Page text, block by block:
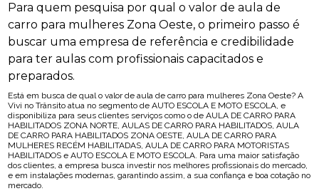
Para quem pesquisa por qual o valor de aula de
carro para mulheres Zona Oeste, o primeiro passo é
buscar uma empresa de referência e credibilidade
para ter aulas com profissionais capacitados e
preparados.
Está em busca de qual o valor de aula de carro para mulheres Zona Oeste? A
Vivi no Trânsito atua no segmento de AUTO ESCOLA E MOTO ESCOLA, e
disponibiliza para seus clientes serviços como o de AULA DE CARRO PARA
HABILITADOS ZONA NORTE, AULAS DE CARRO PARA HABILITADOS, AULA
DE CARRO PARA HABILITADOS ZONA OESTE, AULA DE CARRO PARA
MULHERES RECÉM HABILITADAS, AULA DE CARRO PARA MOTORISTAS
HABILITADOS e AUTO ESCOLA E MOTO ESCOLA. Para uma maior satisfação
dos clientes, a empresa busca investir nos melhores profissionais do mercado,
e em instalações modernas, garantindo assim, a sua confiança e boa cotação no
mercado.